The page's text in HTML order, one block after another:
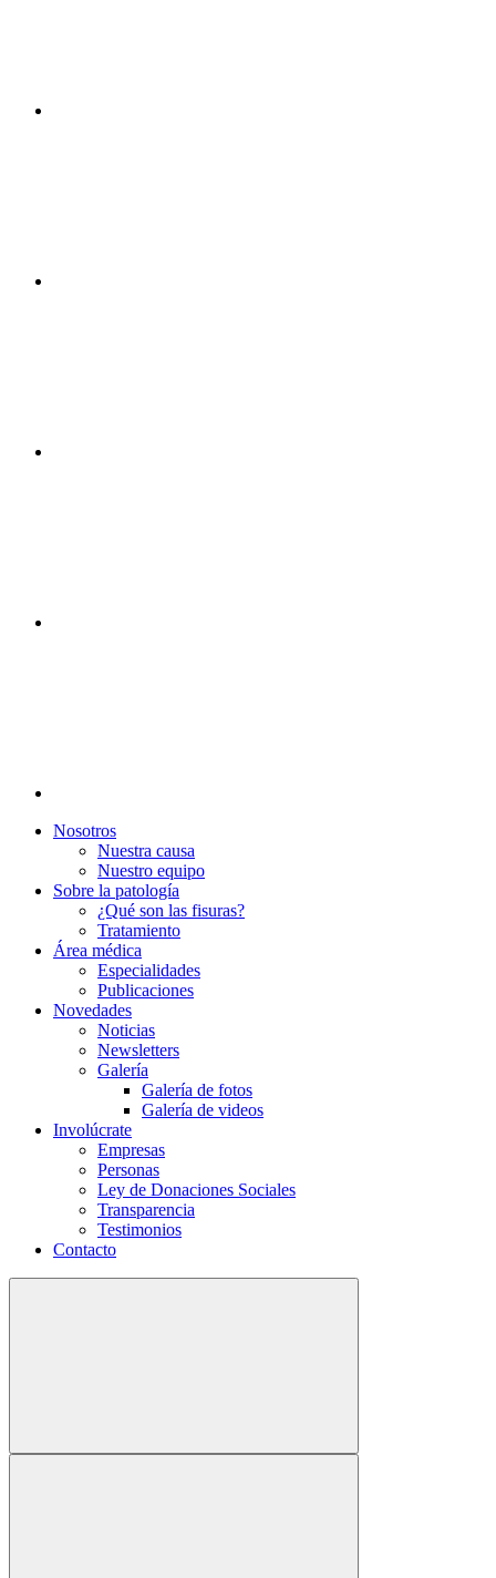
Nosotros
Nuestra causa
Nuestro equipo
Sobre la patología
¿Qué son las fisuras?
Tratamiento
Área médica
Especialidades
Publicaciones
Novedades
Noticias
Newsletters
Galería
Galería de fotos
Galería de videos
Involúcrate
Empresas
Personas
Ley de Donaciones Sociales
Transparencia
Testimonios
Contacto